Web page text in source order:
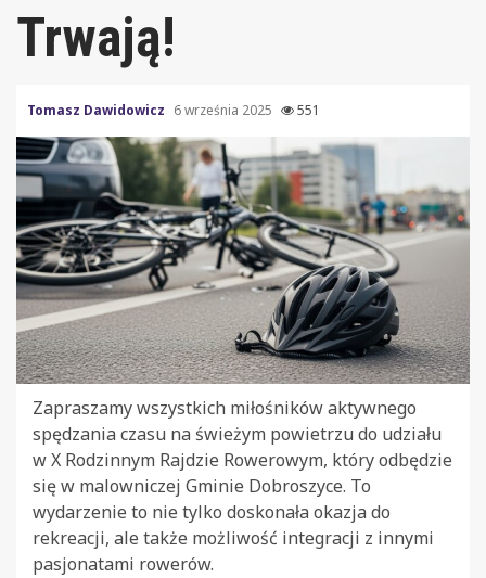
Trwają!
Tomasz Dawidowicz 6 września 2025 551
Zapraszamy wszystkich miłośników aktywnego
spędzania czasu na świeżym powietrzu do udziału
w X Rodzinnym Rajdzie Rowerowym, który odbędzie
się w malowniczej Gminie Dobroszyce. To
wydarzenie to nie tylko doskonała okazja do
rekreacji, ale także możliwość integracji z innymi
pasjonatami rowerów.